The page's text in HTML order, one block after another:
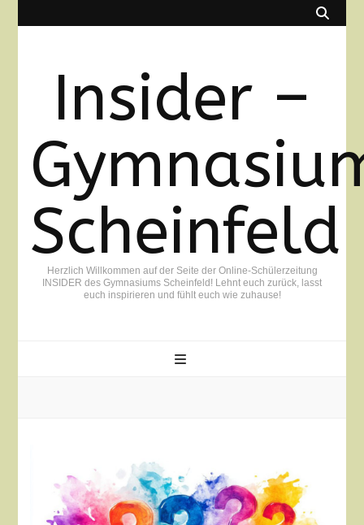
Insider –
Scheinfeld
Herzlich Willkommen auf der Seite der Online-Schülerzeitung
INSIDER des Gymnasiums Scheinfeld! Lehnt euch zurück, lasst
euch inspirieren und fühlt euch wie zuhause!